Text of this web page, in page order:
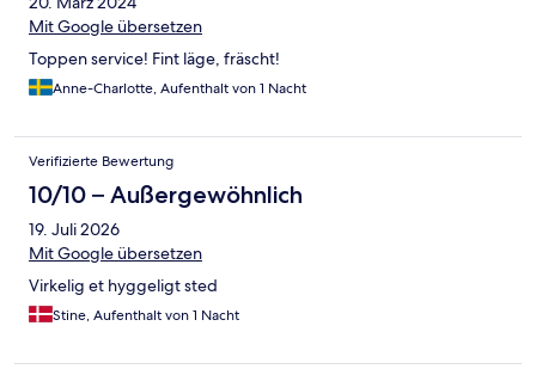
Mit Google übersetzen
Toppen service! Fint läge, fräscht!
Anne-Charlotte, Aufenthalt von 1 Nacht
Verifizierte Bewertung
10/10 – Außergewöhnlich
19. Juli 2026
Mit Google übersetzen
Virkelig et hyggeligt sted
Stine, Aufenthalt von 1 Nacht